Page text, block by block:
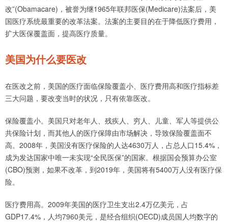
改”(Obamacare)，被誉为继1965年联邦医保(Medicare)法案后，美
国医疗系统最重要的改革法案。法案的主要目的在于降低医疗费用，
扩大医保覆盖面，提高医疗质量。
美国为什么要医改
在医改之前，美国的医疗面临保险覆盖小、医疗费用高和医疗指标差
三大问题，要改变当时的状况，只有依靠医改。
保险覆盖小。美国只对老年人、残疾人、穷人、儿童、军人等提供公
共保险计划，而其他人的医疗保障由市场解决，导致保险覆盖面不
高。2008年，美国没有医疗保险的人达4630万人，占总人口15.4%，
成为发达国家中唯一未实现“全民医保”的国家。根据国会预算办公室
(CBO)预测，如果不改革，到2019年，美国将有5400万人没有医疗保
险。
医疗费用高。2009年美国的医疗卫生支出2.4万亿美元，占
GDP17.4%，人均7960美元，是经合组织(OECD)成员国人均数字的